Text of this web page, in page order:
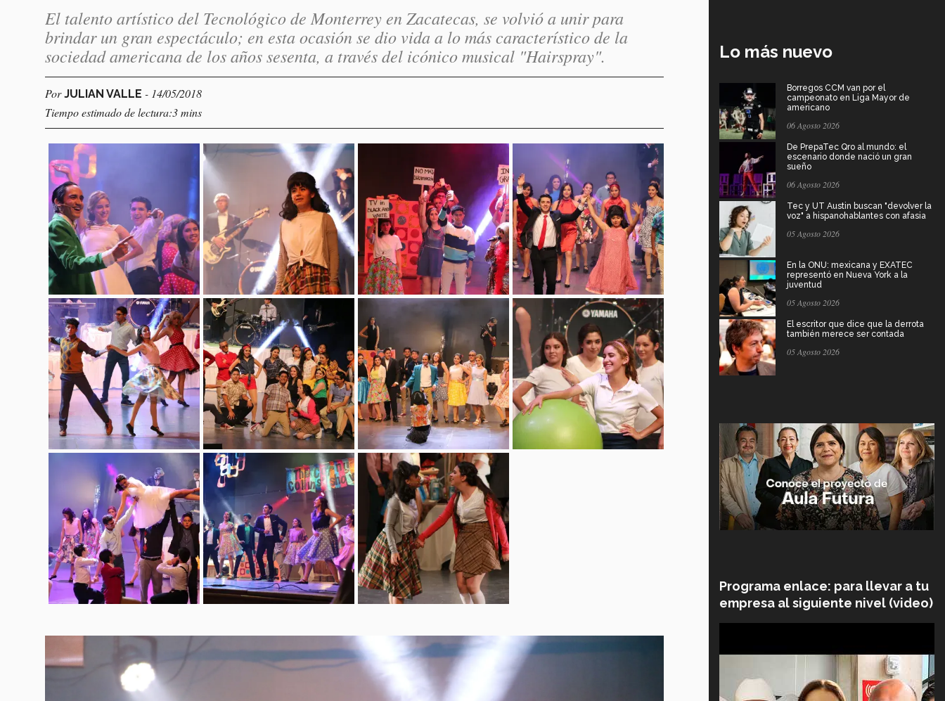
El talento artístico del Tecnológico de Monterrey en Zacatecas, se volvió a unir para
brindar un gran espectáculo; en esta ocasión se dio vida a lo más característico de la
sociedad americana de los años sesenta, a través del icónico musical "Hairspray".
PorJULIAN VALLE - 14/05/2018
Tiempo estimado de lectura:3 mins
Lo más nuevo
Borregos CCM van por el
campeonato en Liga Mayor de
americano
06 Agosto 2026
De PrepaTec Qro al mundo: el
escenario donde nació un gran
sueño
06 Agosto 2026
Tec y UT Austin buscan "devolver la
voz" a hispanohablantes con afasia
05 Agosto 2026
En la ONU: mexicana y EXATEC
representó en Nueva York a la
juventud
05 Agosto 2026
El escritor que dice que la derrota
también merece ser contada
05 Agosto 2026
Programa enlace: para llevar a tu
empresa al siguiente nivel (video)